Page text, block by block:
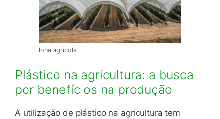
lona agrícola
Plástico na agricultura: a busca
por benefícios na produção
A utilização de plástico na agricultura tem